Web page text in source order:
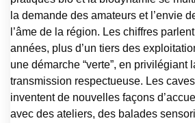
la demande des amateurs et l’envie
l’âme de la région. Les chiffres
années, plus d’un tiers des
une démarche “verte”, en privilégiant
transmission respectueuse. Les
inventent de nouvelles façons
avec des ateliers, des balades